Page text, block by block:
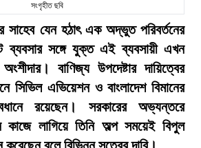
সংগৃহীত ছবি
সাহেব যেন হঠাৎ এক অদ্ভুত পরিবর্তনের
ব্যবসার সঙ্গে যুক্ত এই ব্যবসায়ী এখন
বাণিজ্য উপদেষ্টার দায়িত্বের
সিভিল এভিয়েশন ও বাংলাদেশ বিমানের
রয়েছেন। সরকারের অভ্যন্তরে
কাজে লাগিয়ে তিনি অল্প সময়েই বিপুল